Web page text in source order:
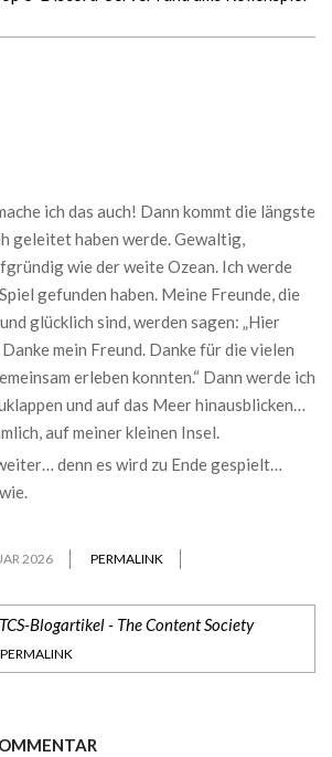
ich das auch! Dann kommt die längste
geleitet haben werde. Gewaltig,
wie der weite Ozean. Ich werde
gefunden haben. Meine Freunde, die
glücklich sind, werden sagen: „Hier
mein Freund. Danke für die vielen
erleben konnten.“ Dann werde ich
und auf das Meer hinausblicken…
auf meiner kleinen Insel.
denn es wird zu Ende gespielt…
2026 PERMALINK
Blogartikel - The Content Society
PERMALINK